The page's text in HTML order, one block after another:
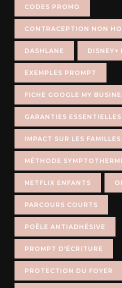
CODES PROMO
CONTRACEPTION NON
DASHLANE DISNEY+
EXEMPLES PROMPT
FICHE GOOGLE MY
GARANTIES ESSENTIELLES
IMPACT SUR LES FAMILLES
MÉTHODE
NETFLIX ENFANTS
PARCOURS COURTS
POÊLE ANTIADHÉSIVE
PROMPT D'ÉCRITURE
PROTECTION DU FOYER